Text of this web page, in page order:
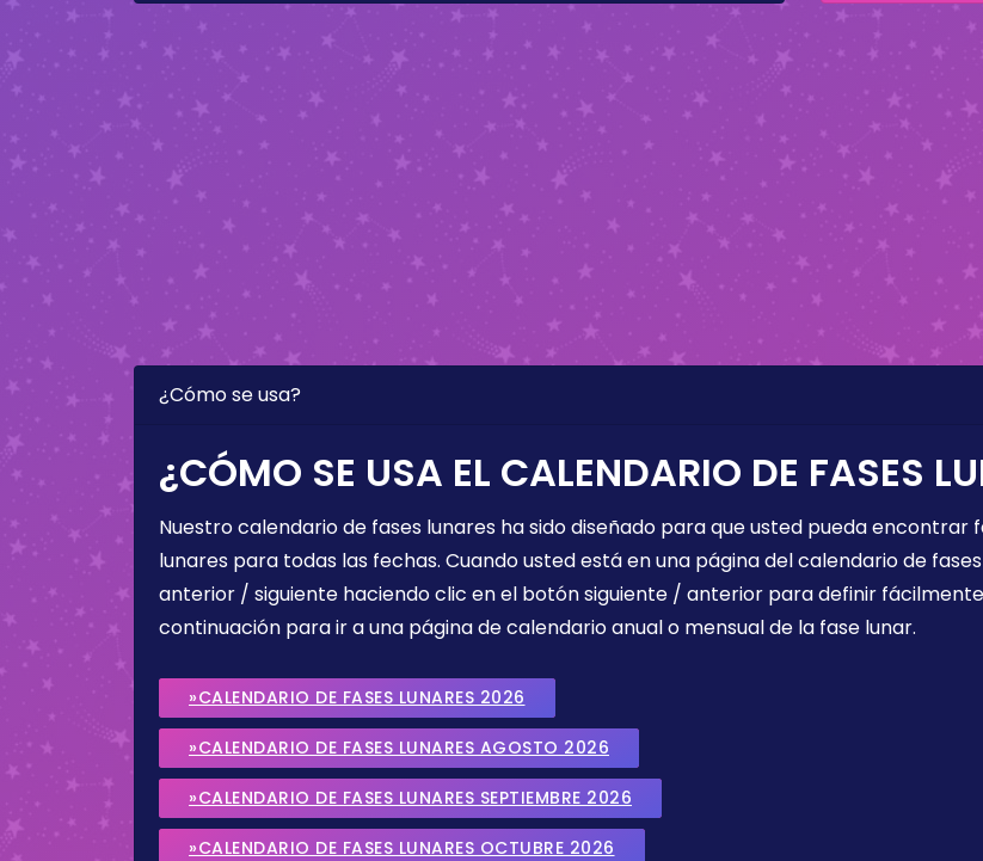
¿Cómo se usa?
¿CÓMO SE USA EL CALENDARIO DE FASES
Nuestro calendario de fases lunares ha sido diseñado para que usted pueda
lunares para todas las fechas. Cuando usted está en una página del calendario de
anterior / siguiente haciendo clic en el botón siguiente / anterior para definir
continuación para ir a una página de calendario anual o mensual de la fase lunar.
»CALENDARIO DE FASES LUNARES 2026
»CALENDARIO DE FASES LUNARES AGOSTO 2026
»CALENDARIO DE FASES LUNARES SEPTIEMBRE 2026
»CALENDARIO DE FASES LUNARES OCTUBRE 2026